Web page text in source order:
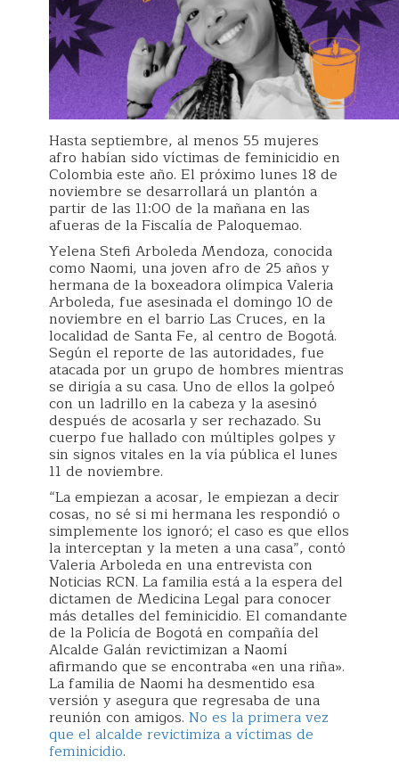
Hasta septiembre, al menos 55 mujeres
afro habían sido víctimas de feminicidio en
Colombia este año. El próximo lunes 18 de
noviembre se desarrollará un plantón a
partir de las 11:00 de la mañana en las
afueras de la Fiscalía de Paloquemao.
Yelena Stefi Arboleda Mendoza, conocida
como Naomi, una joven afro de 25 años y
hermana de la boxeadora olímpica Valeria
Arboleda, fue asesinada el domingo 10 de
noviembre en el barrio Las Cruces, en la
localidad de Santa Fe, al centro de Bogotá.
Según el reporte de las autoridades, fue
atacada por un grupo de hombres mientras
se dirigía a su casa. Uno de ellos la golpeó
con un ladrillo en la cabeza y la asesinó
después de acosarla y ser rechazado. Su
cuerpo fue hallado con múltiples golpes y
sin signos vitales en la vía pública el lunes
11 de noviembre.
“La empiezan a acosar, le empiezan a decir
cosas, no sé si mi hermana les respondió o
simplemente los ignoró; el caso es que ellos
la interceptan y la meten a una casa”, contó
Valeria Arboleda en una entrevista con
Noticias RCN. La familia está a la espera del
dictamen de Medicina Legal para conocer
más detalles del feminicidio. El comandante
de la Policía de Bogotá en compañía del
Alcalde Galán revictimizan a Naomí
afirmando que se encontraba «en una riña».
La familia de Naomi ha desmentido esa
versión y asegura que regresaba de una
reunión con amigos. No es la primera vez
que el alcalde revictimiza a víctimas de
feminicidio.